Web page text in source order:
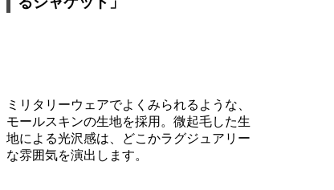
ミリタリーウェアでよくみられるような、
モールスキンの生地を採用。微起毛した生
地による光沢感は、どこかラグジュアリー
な雰囲気を演出します。